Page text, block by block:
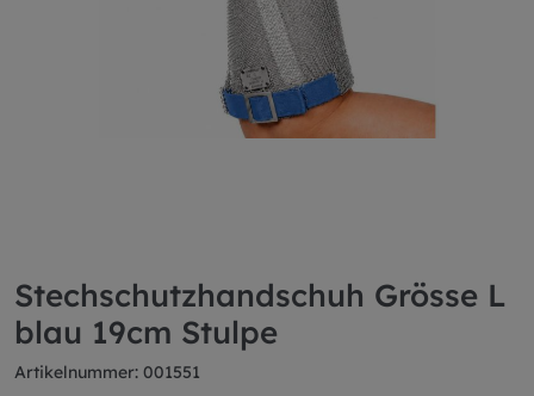
Stechschutzhandschuh Grösse L
blau 19cm Stulpe
Artikelnummer: 001551